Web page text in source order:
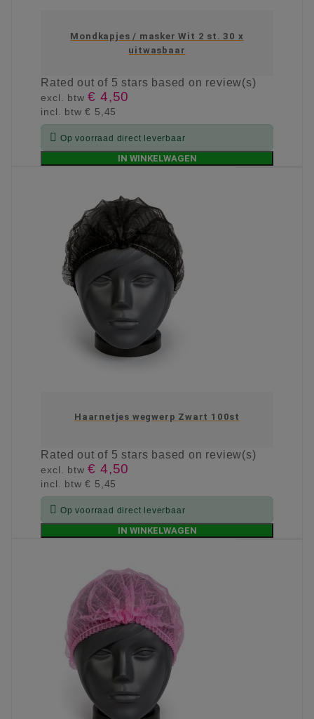
Mondkapjes / masker Wit 2 st. 30 x
uitwasbaar
Ratedout of 5 stars based on review(s)
excl. btw€ 4,50
incl. btw€ 5,45
 Op voorraad direct leverbaar
IN WINKELWAGEN
Haarnetjes wegwerp Zwart 100st
Ratedout of 5 stars based on review(s)
excl. btw€ 4,50
incl. btw€ 5,45
 Op voorraad direct leverbaar
IN WINKELWAGEN